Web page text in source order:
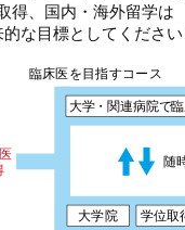
得、国内・海外留学は
的な目標としてください